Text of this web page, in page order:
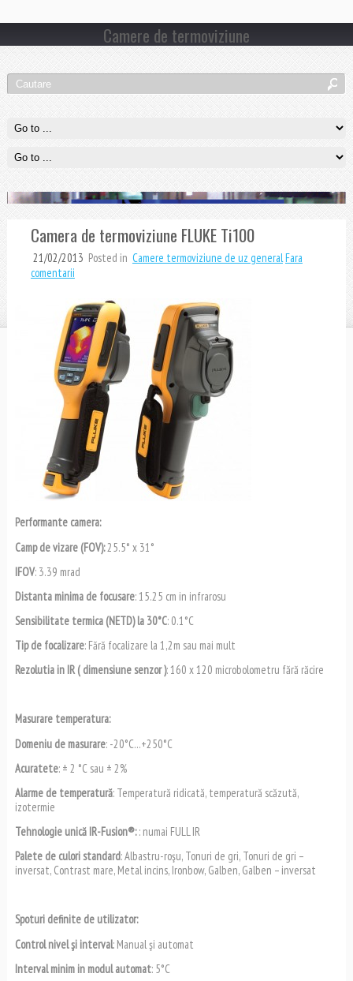
Camere de termoviziune
Camera de termoviziune FLUKE Ti100
21/02/2013 Posted in Camere termoviziune de uz generalFara
comentarii
Performante camera:
Camp de vizare (FOV):25.5° x 31°
IFOV: 3.39 mrad
Distanta minima de focusare: 15.25 cm in infrarosu
Sensibilitate termica (NETD) la 30°C: 0.1°C
Tip de focalizare: Fără focalizare la 1,2m sau mai mult
Rezolutia in IR ( dimensiune senzor ): 160 x 120 microbolometru fără răcire
Masurare temperatura:
Domeniu de masurare: -20°C…+250°C
Acuratete: ± 2 °C sau ± 2%
Alarme de temperatură: Temperatură ridicată, temperatură scăzută,
izotermie
Tehnologie unică IR-Fusion®:: numai FULL IR
Palete de culori standard: Albastru-roşu, Tonuri de gri, Tonuri de gri –
inversat, Contrast mare, Metal incins, Ironbow, Galben, Galben – inversat
Spoturi definite de utilizator:
Control nivel şi interval: Manual şi automat
Interval minim in modul automat: 5°C